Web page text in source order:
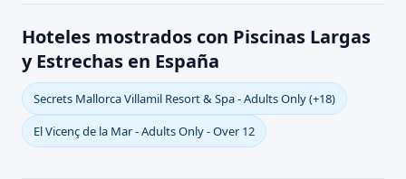
Hoteles mostrados con Piscinas Largas
y Estrechas en España
Secrets Mallorca Villamil Resort & Spa - Adults Only (+18)
El Vicenç de la Mar - Adults Only - Over 12